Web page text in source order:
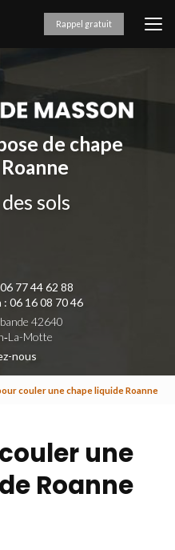
Rappel gratuit
de chape
sols
06 77 44 62 88
: 06 16 08 70 46
42640
Motte
nous
couler une chape liquide Roanne
une
Roanne